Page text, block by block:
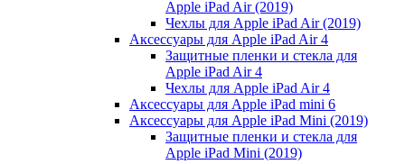
Apple iPad Air (2019)
Чехлы для Apple iPad Air (2019)
Аксессуары для Apple iPad Air 4
Защитные пленки и стекла для
Apple iPad Air 4
Чехлы для Apple iPad Air 4
Аксессуары для Apple iPad mini 6
Аксессуары для Apple iPad Mini (2019)
Защитные пленки и стекла для
Apple iPad Mini (2019)